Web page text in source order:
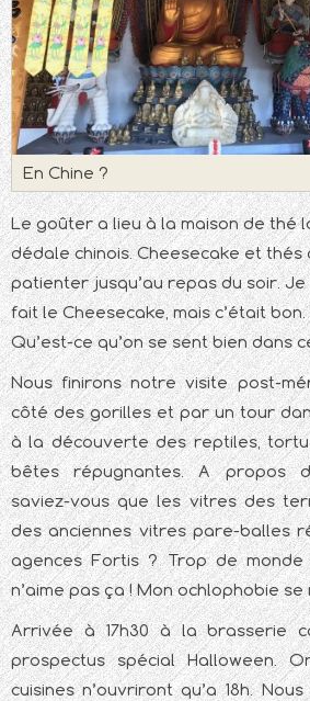
En Chine ?
Le goûter a lieu à la maison de thé
dédale chinois. Cheesecake et thés
patienter jusqu’au repas du soir.
fait le Cheesecake, mais c’était
Qu’est-ce qu’on se sent bien dans
Nous finirons notre visite post-
côté des gorilles et par un tour
à la découverte des reptiles,
bêtes répugnantes. A propos
saviez-vous que les vitres des
des anciennes vitres pare-balles
agences Fortis ? Trop de
n’aime pas ça ! Mon ochlophobie
Arrivée à 17h30 à la brasserie
prospectus spécial Halloween.
cuisines n’ouvriront qu’a 18h.